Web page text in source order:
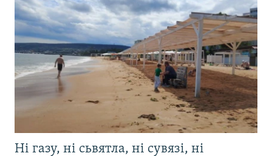
Ні газу, ні сьвятла, ні сувязі, ні